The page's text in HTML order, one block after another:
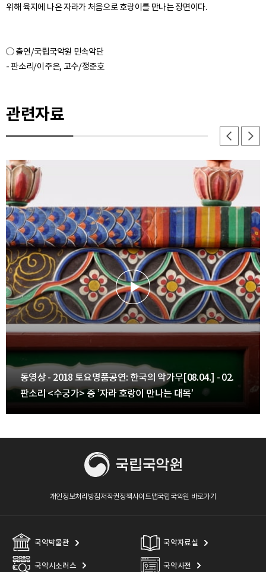
○ 출연/국립국악원 민속악단
- 판소리/이주은, 고수/정준호
관련자료
동영상 - 2018 토요명품공연: 한국의 악가무[08.04.] - 02.
판소리 <수궁가> 중 ’자라 호랑이 만나는 대목’
개인정보처리방침저작권정책사이트맵국립국악원 바로가기
국악박물관 국악자료실
국악시소러스 국악사전